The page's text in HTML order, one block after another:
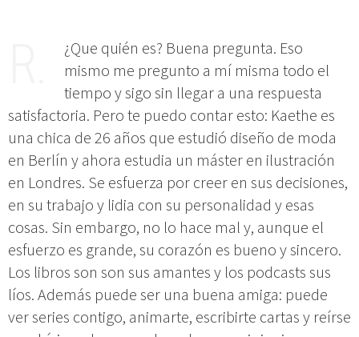
¿Que quién es? Buena pregunta. Eso
mismo me pregunto a mí misma todo el
tiempo y sigo sin llegar a una respuesta
satisfactoria. Pero te puedo contar esto: Kaethe es
una chica de 26 años que estudió diseño de moda
en Berlín y ahora estudia un máster en ilustración
en Londres. Se esfuerza por creer en sus decisiones,
en su trabajo y lidia con su personalidad y esas
cosas. Sin embargo, no lo hace mal y, aunque el
esfuerzo es grande, su corazón es bueno y sincero.
Los libros son son sus amantes y los podcasts sus
líos. Además puede ser una buena amiga: puede
ver series contigo, animarte, escribirte cartas y reírse